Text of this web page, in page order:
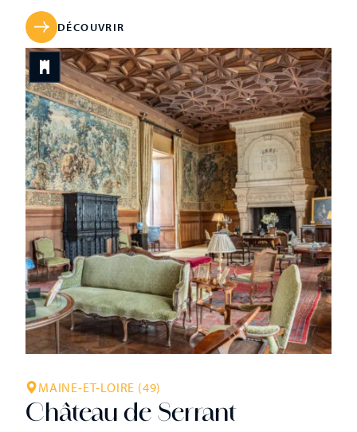
gaulois, le coeur de la ville romaine et un vaste palais
comtal roman. Au XIIIe siècle, la mère du Roi Saint Louis,
[…]
DÉCOUVRIR
MAINE-ET-LOIRE (49)
Château de Serrant